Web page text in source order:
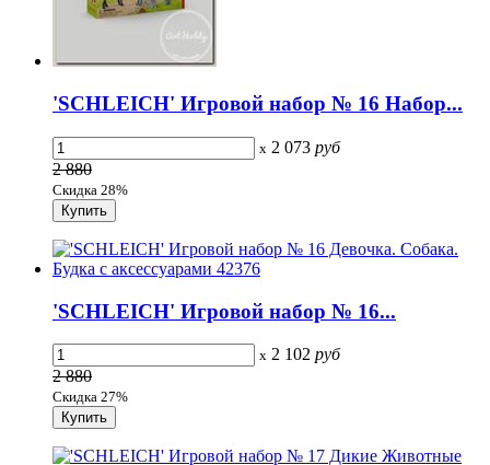
'SCHLEICH' Игровой набор № 16 Набор...
x 2 073 руб
2 880
Скидка 28%
'SCHLEICH' Игровой набор № 16...
x 2 102 руб
2 880
Скидка 27%